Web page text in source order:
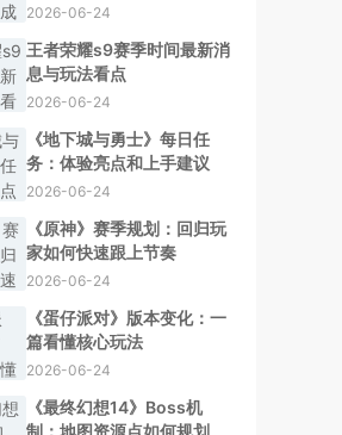
2026-06-24
王者荣耀s9赛季时间最新消
息与玩法看点
2026-06-24
《地下城与勇士》每日任
务：体验亮点和上手建议
2026-06-24
《原神》赛季规划：回归玩
家如何快速跟上节奏
2026-06-24
《蛋仔派对》版本变化：一
篇看懂核心玩法
2026-06-24
《最终幻想14》Boss机
制：地图资源点如何规划